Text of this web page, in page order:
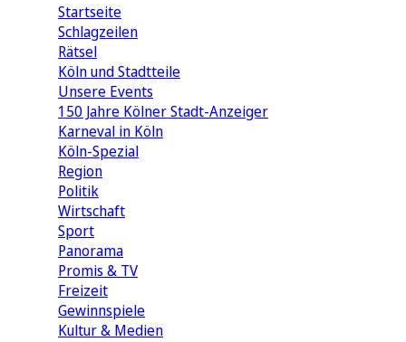
Startseite
Schlagzeilen
Rätsel
Köln und Stadtteile
Unsere Events
150 Jahre Kölner Stadt-Anzeiger
Karneval in Köln
Köln-Spezial
Region
Politik
Wirtschaft
Sport
Panorama
Promis & TV
Freizeit
Gewinnspiele
Kultur & Medien